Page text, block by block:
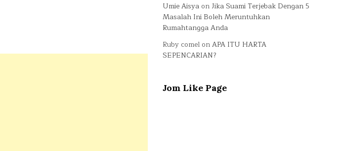
Umie Aisya on Jika Suami Terjebak Dengan 5
Masalah Ini Boleh Meruntuhkan
Rumahtangga Anda
Ruby comel onAPA ITU HARTA
SEPENCARIAN?
Jom Like Page